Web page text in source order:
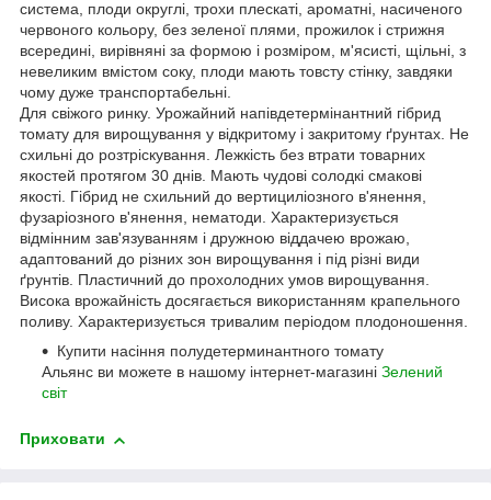
система, плоди округлі, трохи плескаті, ароматні, насиченого
червоного кольору, без зеленої плями, прожилок і стрижня
всередині, вирівняні за формою і розміром, м'ясисті, щільні, з
невеликим вмістом соку, плоди мають товсту стінку, завдяки
чому дуже транспортабельні.
Для свіжого ринку. Урожайний напівдетермінантний гібрид
томату для вирощування у відкритому і закритому ґрунтах. Не
схильні до розтріскування. Лежкість без втрати товарних
якостей протягом 30 днів. Мають чудові солодкі смакові
якості. Гібрид не схильний до вертициліозного в'янення,
фузаріозного в'янення, нематоди. Характеризується
відмінним зав'язуванням і дружною віддачею врожаю,
адаптований до різних зон вирощування і під різні види
ґрунтів. Пластичний до прохолодних умов вирощування.
Висока врожайність досягається використанням крапельного
поливу. Характеризується тривалим періодом плодоношення.
Купити насіння полудетерминантного томату
Альянс ви можете в нашому інтернет-магазині Зелений
світ
Приховати